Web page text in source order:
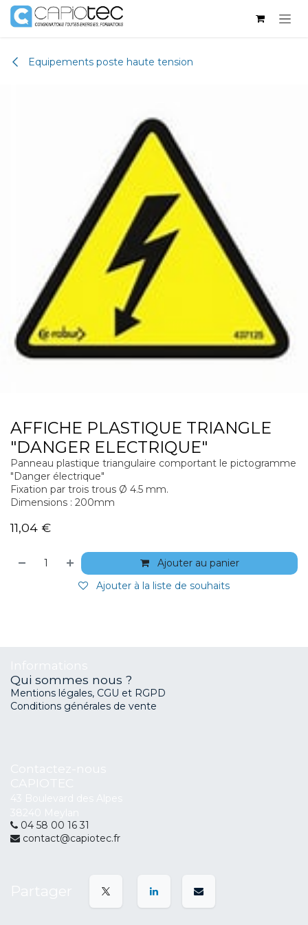
Se rendre au contenu
Equipements poste haute tension
AFFICHE PLASTIQUE TRIANGLE
"DANGER ELECTRIQUE"
Panneau plastique triangulaire comportant le pictogramme
"Danger électrique"
Fixation par trois trous Ø 4.5 mm.
Dimensions : 200mm
11,04 €
Ajouter au panier
Ajouter à la liste de souhaits
Qui sommes nous ?
Mentions légales, CGU et RGPD
Conditions générales de vente
04 58 00 16 31
contact@capiotec.fr